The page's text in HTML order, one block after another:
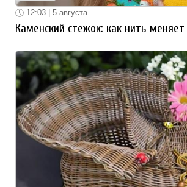
12:03 | 5 августа
Каменский стежок: как нить меняет